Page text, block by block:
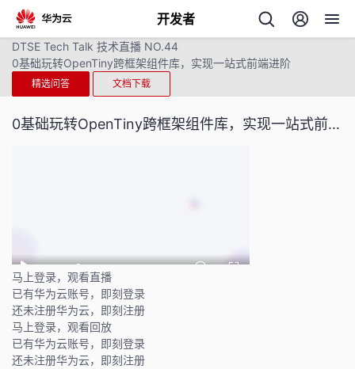
开发者
返
主
页
的
开
发
DTSE Tech Talk 技术直播 NO.44
0基础玩转OpenTiny跨框架组件库，实现一站式前端进阶
精选问答 文档下载
0基础玩转OpenTiny跨框架组件库，实现一站式前端进阶
马上登录，观看直播
已有华为云账号，即刻登录
还未注册华为云，即刻注册
马上登录，观看回放
已有华为云账号，即刻登录
还未注册华为云，即刻注册